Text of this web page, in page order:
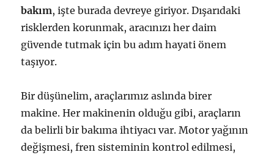
bakım, işte burada devreye giriyor. Dışarıdaki
risklerden korunmak, aracınızı her daim
güvende tutmak için bu adım hayati önem
taşıyor.
Bir düşünelim, araçlarımız aslında birer
makine. Her makinenin olduğu gibi, araçların
da belirli bir bakıma ihtiyacı var. Motor yağının
değişmesi, fren sisteminin kontrol edilmesi,